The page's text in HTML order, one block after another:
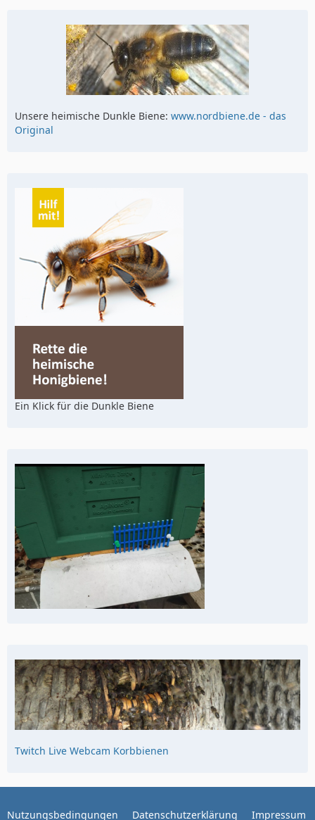
Unsere heimische Dunkle Biene: www.nordbiene.de - das
Original
Ein Klick für die Dunkle Biene
Twitch Live Webcam Korbbienen
Nutzungsbedingungen Datenschutzerklärung Impressum